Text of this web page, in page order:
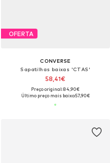
OFERTA
CONVERSE
Sapatilhas baixas 'CTAS'
58,41€
Preço original: 84,90€
Último preço mais baixo:57,90€